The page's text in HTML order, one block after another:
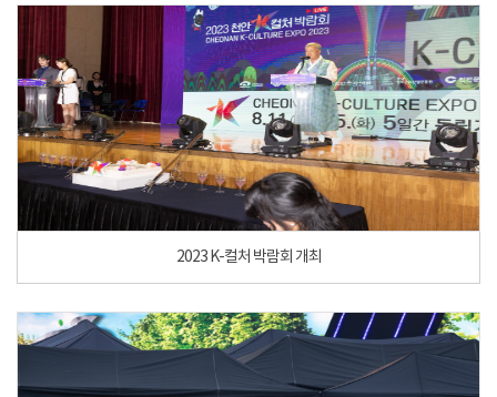
2023 K-컬처 박람회 개최